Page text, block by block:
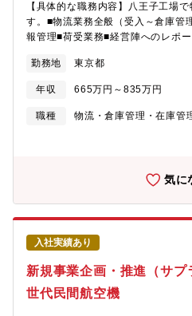
発生するため、英語力をフルに活
セスを構築し、それを展開すると
きます。【ご応募につきまして】※
く方は、日本語/英語表記の応募書
最終面接は海外メンバや役員との
より、追加の課題などご依頼させ
※勤務地東京であっても頻繁な群
【具体的な職務内容】八王子工場
す。■物流業務全般（受入～倉庫管
報管理■荷受業務■経営陣へのレポ
体制強化を行うため【働き方】■
レックス※中学入学までの子を養
は本制度の適用対象外【組織構成
産管理部物流課■人数構成 35名■
勤務地 東京都
年収 665万円～835万円
職種
物流・倉庫管理・在庫管
気に
入社実績あり
新規事業企画・推進（サ
世代民間航空機